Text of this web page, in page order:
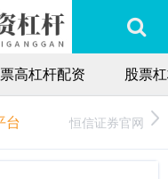
高杠杆配资 股票
台 恒信证券官网